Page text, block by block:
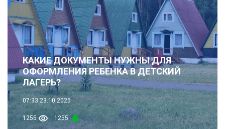
КАКИЕ ДОКУМЕНТЫ НУЖНЫ ДЛЯ
ОФОРМЛЕНИЯ РЕБЕНКА В ДЕТСКИЙ
ЛАГЕРЬ?
07:33 23.10.2025
1255 1255